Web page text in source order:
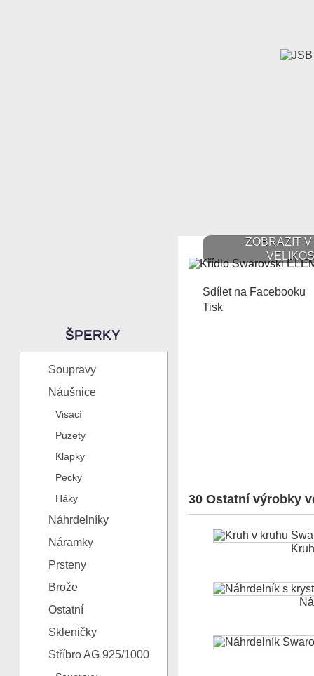
ŠPERKY
Soupravy
Náušnice
Visací
Puzety
Klapky
Pecky
Háky
Náhrdelníky
Náramky
Prsteny
Brože
Ostatní
Skleničky
Stříbro AG 925/1000
ZOBRAZIT
Sdílet na Facebooku
Tisk
30 Ostatní výrobky